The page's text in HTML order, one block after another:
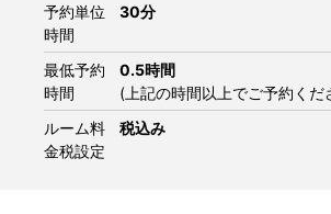
予約単位
時間
30分
最低予約
時間
0.5時間
(上記の時間以上でご予約くだ
ルーム料
金税設定
税込み